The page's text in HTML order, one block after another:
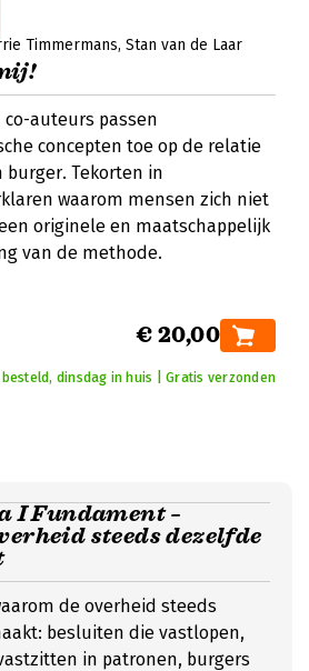
Timmermans Stan van de Laar
co-auteurs passen
concepten toe op de relatie
Tekorten in
waarom mensen zich niet
originele en maatschappelijk
van de methode.
€ 20,00
dinsdag in huis | Gratis verzonden
I Fundament –
steeds dezelfde
de overheid steeds
besluiten die vastlopen,
in patronen, burgers